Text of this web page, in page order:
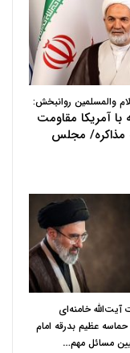
والمسلمین روانبخش:
با آمریکا مقاومت
مذاکره/ مجلس
خامنه‌ای
عظیم بدرقه امام
مسائل مهم…